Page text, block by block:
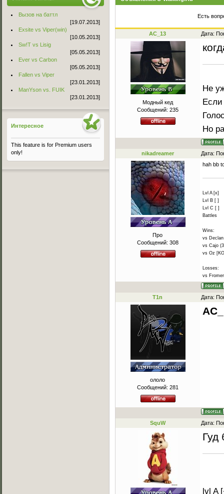
Есть
AC_13 Дата:
Модный кед
Сообщений: 235
Не
Если
Но
nikadreamer Дата:
Про
Сообщений: 308
hah bb
Lvl A [x]
Lvl B [ ]
Lvl C [ ]
Battles
Wins:
vs
vs Cajo
vs Oz
Losses:
vs
T1n Дата:
ололо
Сообщений: 281
SquW Дата:
Гуд
lvl A
Вызов на баттл
[19.07.2013]
Exsite vs Viper(win)
[10.05.2013]
Sw!T vs Lisig
[05.05.2013]
Ever vs Carbon
[05.05.2013]
Fallen vs Viper
[23.01.2013]
ManYson vs. FUIK
[23.01.2013]
Интересное
This feature is for Premium users
only!